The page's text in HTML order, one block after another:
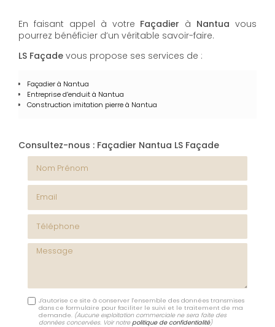
En faisant appel à votre Façadier à Nantua vous
pourrez bénéficier d’un véritable savoir-faire.
LS Façade vous propose ses services de :
Façadier à Nantua
Entreprise d’enduit à Nantua
Construction imitation pierre à Nantua
Consultez-nous : Façadier Nantua LS Façade
Téléphone
Message
J'autorise ce site à conserver l'ensemble des données transmises
dans ce formulaire pour faciliter le suivi et le traitement de ma
demande. (Aucune exploitation commerciale ne sera faite des
données concervées. Voir notrepolitique de confidentialité)